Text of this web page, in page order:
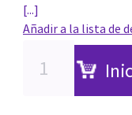
[...]
Añadir a la lista de